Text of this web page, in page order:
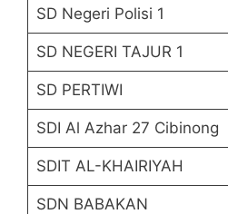
SD Negeri Polisi 1
SD NEGERI TAJUR 1
SD PERTIWI
SDI Al Azhar 27 Cibinong
SDIT AL-KHAIRIYAH
SDN BABAKAN